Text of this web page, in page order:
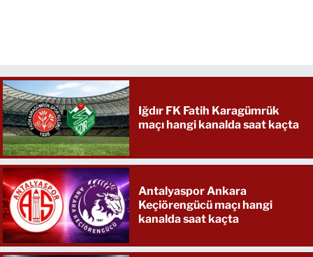
Iğdır FK Fatih Karagümrük
maçı hangi kanalda saat kaçta
Antalyaspor Ankara
Keçiörengücü maçı hangi
kanalda saat kaçta